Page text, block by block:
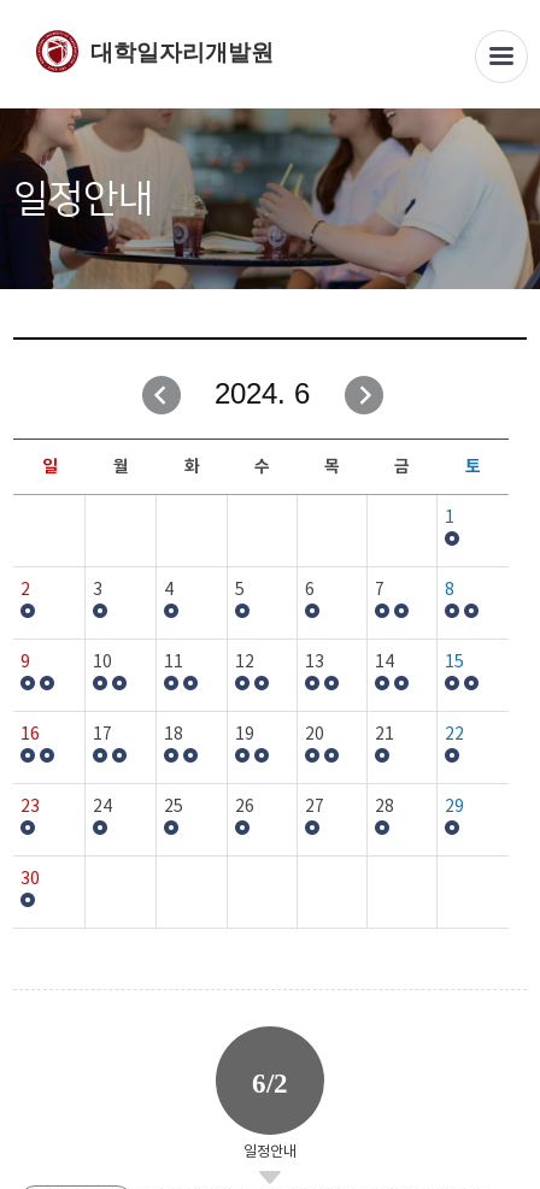
대학일자리개발원
일정안내
2024. 6
일 월 화 수 목 금 토
1
2 3 4 5 6 7 8
9 10 11 12 13 14 15
16 17 18 19 20 21 22
23 24 25 26 27 28 29
30
6/2
일정안내